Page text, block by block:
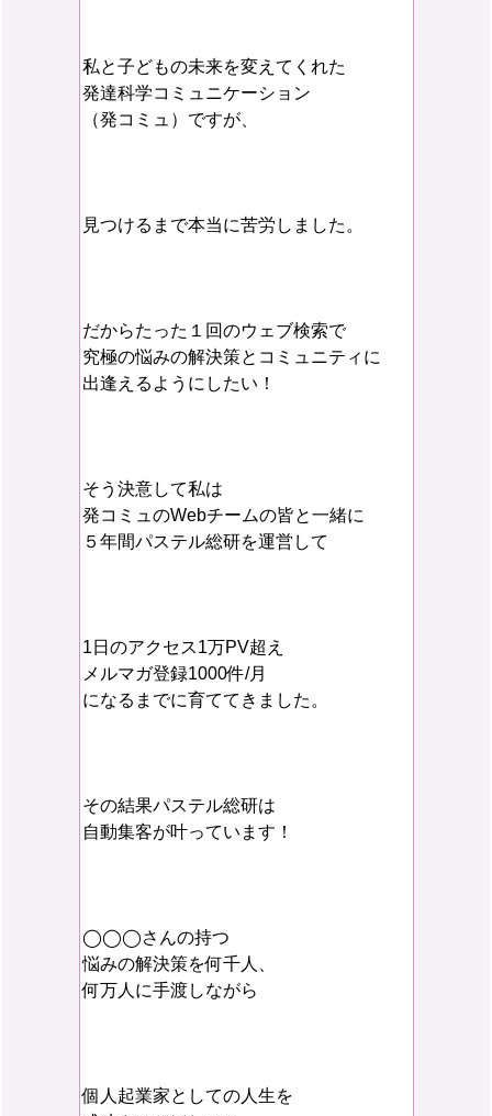
私と子どもの未来を変えてくれた
発達科学コミュニケーション
（発コミュ）ですが、
見つけるまで本当に苦労しました。
だからたった１回のウェブ検索で
究極の悩みの解決策とコミュニティに
出逢えるようにしたい！
そう決意して私は
発コミュのWebチームの皆と一緒に
５年間パステル総研を運営して
1日のアクセス1万PV超え
メルマガ登録1000件/月
になるまでに育ててきました。
その結果パステル総研は
自動集客が叶っています！
◯◯◯さんの持つ
悩みの解決策を何千人、
何万人に手渡しながら
個人起業家としての人生を